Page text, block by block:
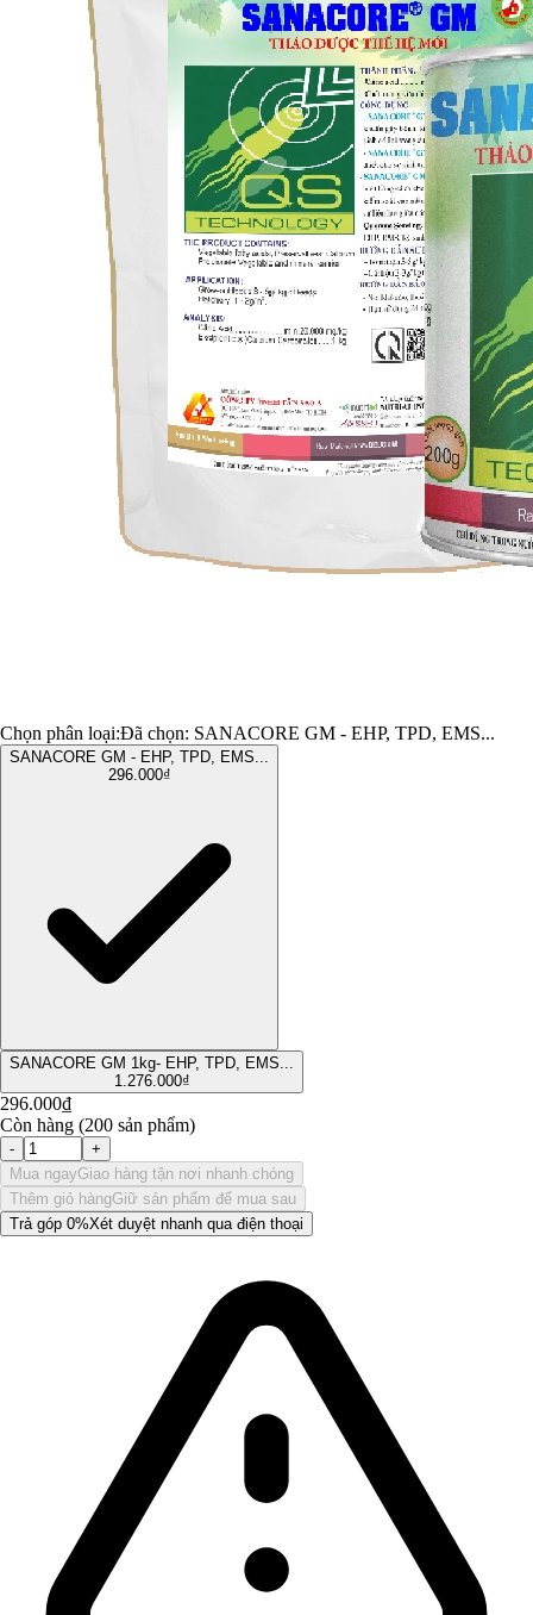
Chọn phân loại:Đã chọn: SANACORE GM - EHP, TPD, EMS...
SANACORE GM - EHP, TPD, EMS...
296.000₫
SANACORE GM 1kg- EHP, TPD, EMS...
1.276.000₫
296.000₫
Còn hàng (200 sản phẩm)
-
+
Mua ngayGiao hàng tận nơi nhanh chóng
Thêm giỏ hàngGiữ sản phẩm để mua sau
Trả góp 0%Xét duyệt nhanh qua điện thoại